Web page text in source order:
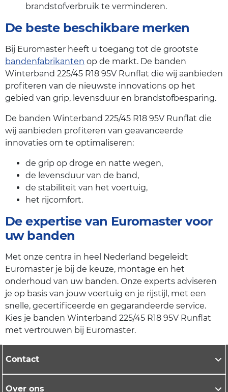
brandstofverbruik te verminderen.
De beste beschikbare merken
Bij Euromaster heeft u toegang tot de grootste
bandenfabrikanten op de markt. De banden
Winterband 225/45 R18 95V Runflat die wij aanbieden
profiteren van de nieuwste innovations op het
gebied van grip, levensduur en brandstofbesparing.
De banden Winterband 225/45 R18 95V Runflat die
wij aanbieden profiteren van geavanceerde
innovaties om te optimaliseren:
de grip op droge en natte wegen,
de levensduur van de band,
de stabiliteit van het voertuig,
het rijcomfort.
De expertise van Euromaster voor
uw banden
Met onze centra in heel Nederland begeleidt
Euromaster je bij de keuze, montage en het
onderhoud van uw banden. Onze experts adviseren
je op basis van jouw voertuig en je rijstijl, met een
snelle, gecertificeerde en gegarandeerde service.
Kies je banden Winterband 225/45 R18 95V Runflat
met vertrouwen bij Euromaster.
Contact
Over ons